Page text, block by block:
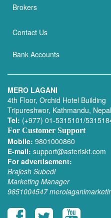
Brokers
Contact Us
Bank Accounts
MERO LAGANI
4th Floor, Orchid Hotel Building
Tripureshwor, Kathmandu, Nepal
Tel: (+977) 01-5315101/
For Customer Support
Mobile: 9801000860
E-mail: support@asteriskt.com
For advertisement:
Brajesh Subedi
Marketing Manager
9851004547